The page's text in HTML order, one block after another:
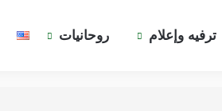
ترفيه وإعلام روحانيات